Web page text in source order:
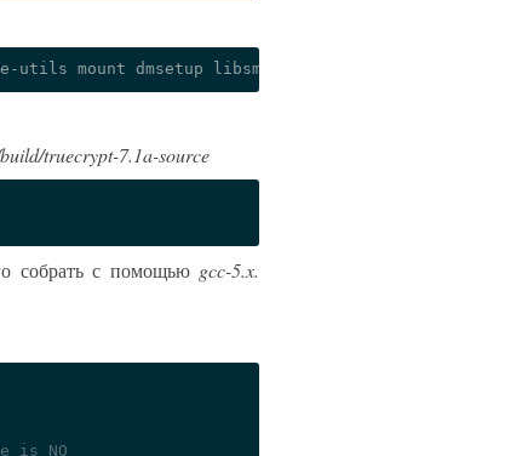
truecrypt-7.1a-source
собрать с помощью gcc-5.x.
is NO